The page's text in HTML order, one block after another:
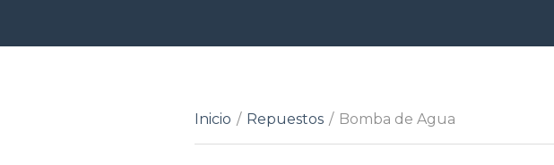
Inicio / Repuestos / Bomba de Agua